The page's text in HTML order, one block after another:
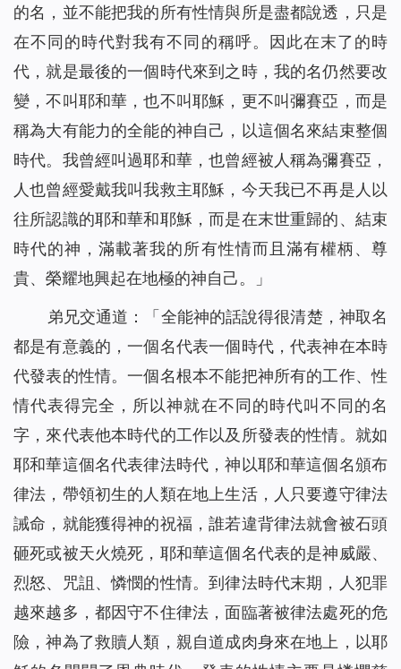
的名，並不能把我的所有性情與所是盡都說透，只是
在不同的時代對我有不同的稱呼。因此在末了的時
代，就是最後的一個時代來到之時，我的名仍然要改
變，不叫耶和華，也不叫耶穌，更不叫彌賽亞，而是
稱為大有能力的全能的神自己，以這個名來結束整個
時代。我曾經叫過耶和華，也曾經被人稱為彌賽亞，
人也曾經愛戴我叫我救主耶穌，今天我已不再是人以
往所認識的耶和華和耶穌，而是在末世重歸的、結束
時代的神，滿載著我的所有性情而且滿有權柄、尊
貴、榮耀地興起在地極的神自己。
」
弟兄交通道：「全能神的話說得很清楚，神取名
都是有意義的，一個名代表一個時代，代表神在本時
代發表的性情。一個名根本不能把神所有的工作、性
情代表得完全，所以神就在不同的時代叫不同的名
字，來代表他本時代的工作以及所發表的性情。就如
耶和華這個名代表律法時代，神以耶和華這個名頒布
律法，帶領初生的人類在地上生活，人只要遵守律法
誡命，就能獲得神的祝福，誰若違背律法就會被石頭
砸死或被天火燒死，耶和華這個名代表的是神威嚴、
烈怒、咒詛、憐憫的性情。到律法時代末期，人犯罪
越來越多，都因守不住律法，面臨著被律法處死的危
險，神為了救贖人類，親自道成肉身來在地上，以耶